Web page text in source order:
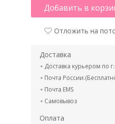
Добавить в
Отложить на
Доставка
Доставка курьером по
Почта
Почта EMS
Самовывоз
Оплата